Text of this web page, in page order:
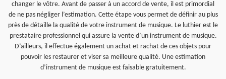
changer le vôtre. Avant de passer à un accord de vente, il est primordial
de ne pas négliger l’estimation. Cette étape vous permet de définir au plus
près de détaille la qualité de votre instrument de musique. Le luthier est le
prestataire professionnel qui assure la vente d’un instrument de musique.
D’ailleurs, il effectue également un achat et rachat de ces objets pour
pouvoir les restaurer et viser sa meilleure qualité. Une estimation
d’instrument de musique est faisable gratuitement.